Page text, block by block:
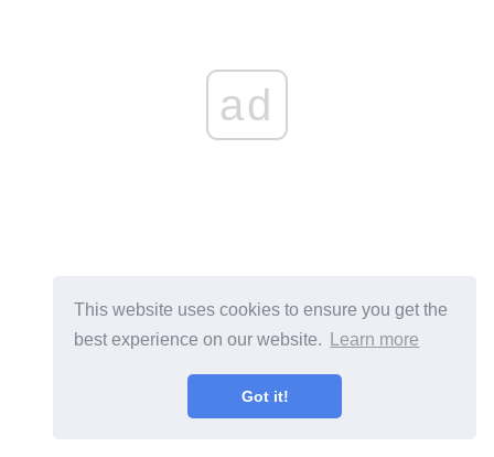
This website uses cookies to ensure you get the
best experience on our website.
Learn more
Got it!
ad